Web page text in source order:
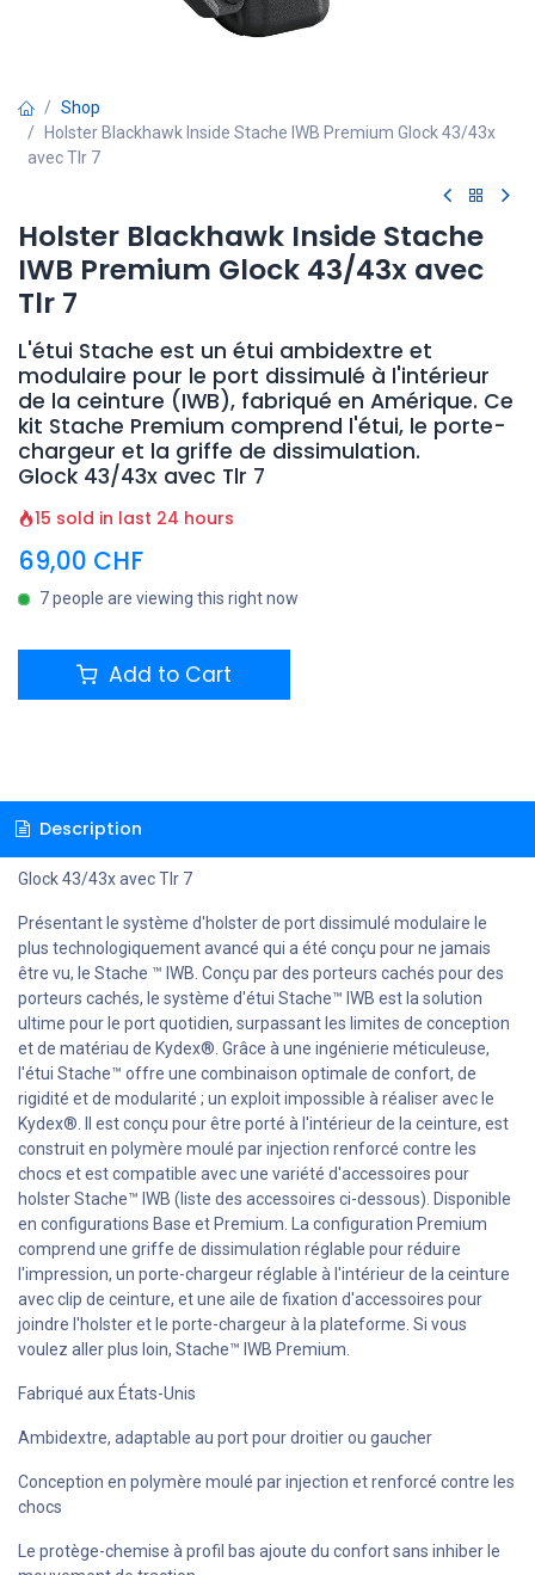
Shop
Holster Blackhawk Inside Stache IWB Premium Glock 43/43x
avec Tlr 7
Holster Blackhawk Inside Stache
IWB Premium Glock 43/43x avec
Tlr 7
L'étui Stache est un étui ambidextre et
modulaire pour le port dissimulé à l'intérieur
de la ceinture (IWB), fabriqué en Amérique. Ce
kit Stache Premium comprend l'étui, le porte-
chargeur et la griffe de dissimulation.
Glock 43/43x avec Tlr 7
15 sold in last 24 hours
69,00 CHF
7 people are viewing this right now
Add to Cart
Description
Glock 43/43x avec Tlr 7
Présentant le système d'holster de port dissimulé modulaire le
plus technologiquement avancé qui a été conçu pour ne jamais
être vu, le Stache ™ IWB. Conçu par des porteurs cachés pour des
porteurs cachés, le système d'étui Stache™ IWB est la solution
ultime pour le port quotidien, surpassant les limites de conception
et de matériau de Kydex®. Grâce à une ingénierie méticuleuse,
l'étui Stache™ offre une combinaison optimale de confort, de
rigidité et de modularité ; un exploit impossible à réaliser avec le
Kydex®. Il est conçu pour être porté à l'intérieur de la ceinture, est
construit en polymère moulé par injection renforcé contre les
chocs et est compatible avec une variété d'accessoires pour
holster Stache™ IWB (liste des accessoires ci-dessous). Disponible
en configurations Base et Premium. La configuration Premium
comprend une griffe de dissimulation réglable pour réduire
l'impression, un porte-chargeur réglable à l'intérieur de la ceinture
avec clip de ceinture, et une aile de fixation d'accessoires pour
joindre l'holster et le porte-chargeur à la plateforme. Si vous
voulez aller plus loin, Stache™ IWB Premium.
Fabriqué aux États-Unis
Ambidextre, adaptable au port pour droitier ou gaucher
Conception en polymère moulé par injection et renforcé contre les
chocs
Le protège-chemise à profil bas ajoute du confort sans inhiber le